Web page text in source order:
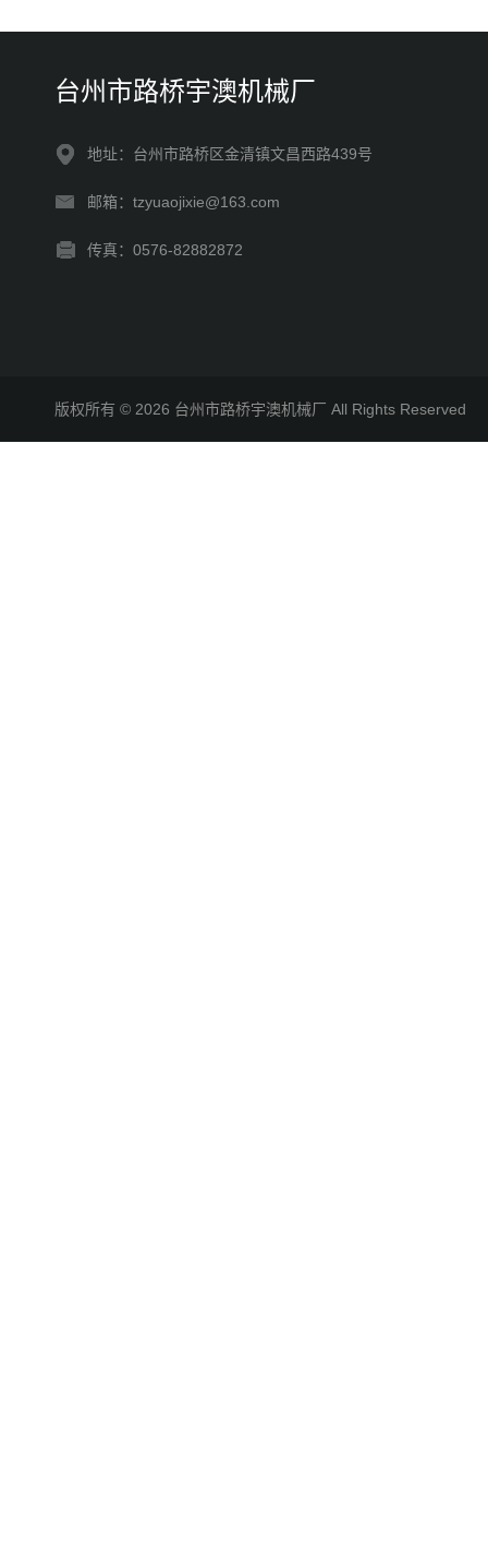
台州市路桥宇澳机械厂
地址：台州市路桥区金清镇文昌西路439号
邮箱：tzyuaojixie@163.com
传真：0576-82882872
版权所有 © 2026 台州市路桥宇澳机械厂 All Rights